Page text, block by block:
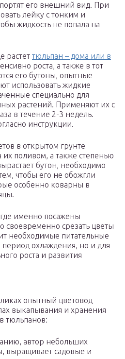
его внешний вид. При
лейку с тонким и
жидкость не попала на
растет тюльпан – дома или в
роста, а также в тот
его бутоны, опытные
использовать жидкие
специально для
растений. Применяют их с
в течение 2-3 недель.
инструкции.
в открытом грунте
их поливом, а также степенью
бутон, необходимо
чтобы его не обожгли
особенно коварны в
именно посажены
своевременно срезать цветы
необходимые питательные
период охлаждения, но и для
роста и развития
опытный цветовод
выкапывания и хранения
тюльпанов:
автор небольших
выращивает садовые и